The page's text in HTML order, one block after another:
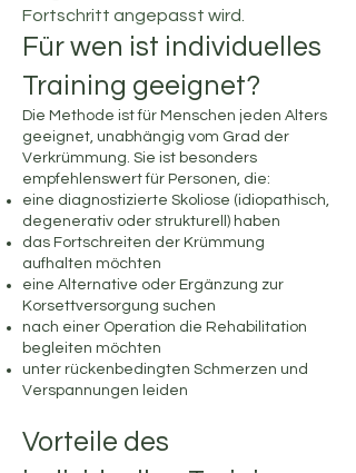
Fortschritt angepasst wird.
Für wen ist individuelles
Training geeignet?
Die Methode ist für Menschen jeden Alters
geeignet, unabhängig vom Grad der
Verkrümmung. Sie ist besonders
empfehlenswert für Personen, die:
eine diagnostizierte Skoliose (idiopathisch,
degenerativ oder strukturell) haben
das Fortschreiten der Krümmung
aufhalten möchten
eine Alternative oder Ergänzung zur
Korsettversorgung suchen
nach einer Operation die Rehabilitation
begleiten möchten
unter rückenbedingten Schmerzen und
Verspannungen leiden
Vorteile des